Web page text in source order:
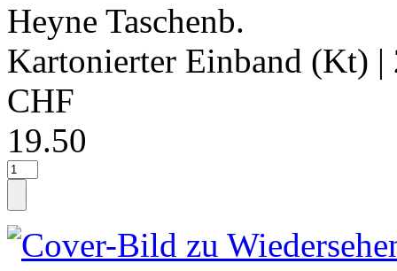
Heyne Taschenb.
Kartonierter Einband (Kt) |
CHF
19.50